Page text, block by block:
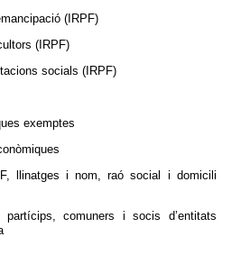
(IRPF)
(IRPF)
socials (IRPF)
exemptes
llinatges i nom, raó social i domicili
partícips, comuners i socis d’entitats